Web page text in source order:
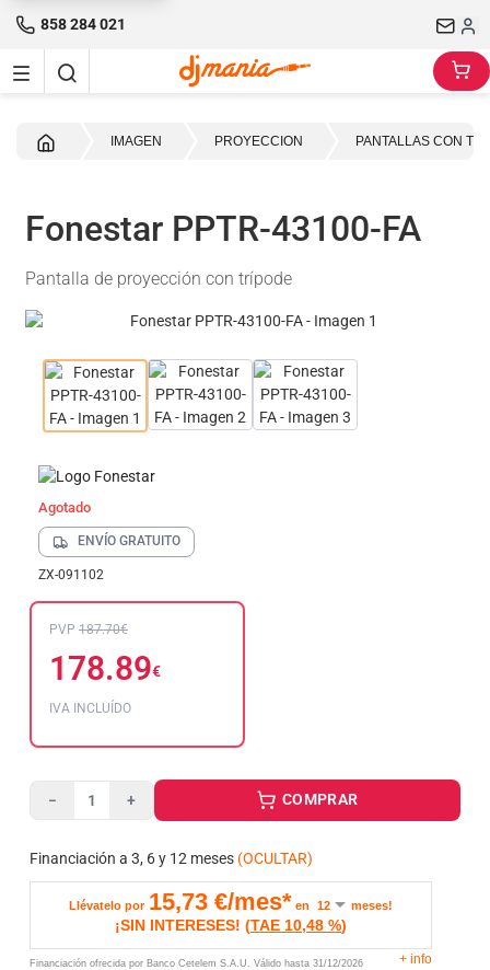
858 284 021
IMAGEN PROYECCION PANTALLAS CON
Fonestar PPTR-43100-FA
Pantalla de proyección con trípode
Agotado
ENVÍO GRATUITO
ZX-091102
PVP 187.70€
178.89€
IVA INCLUÍDO
− + COMPRAR
Financiación a 3, 6 y 12 meses (OCULTAR)
Llévatelo por 15,73 €/mes* en meses!
¡SIN INTERESES! (TAE 10,48 %)
Financiación ofrecida por Banco Cetelem S.A.U. Válido hasta 31/12/2026 + info